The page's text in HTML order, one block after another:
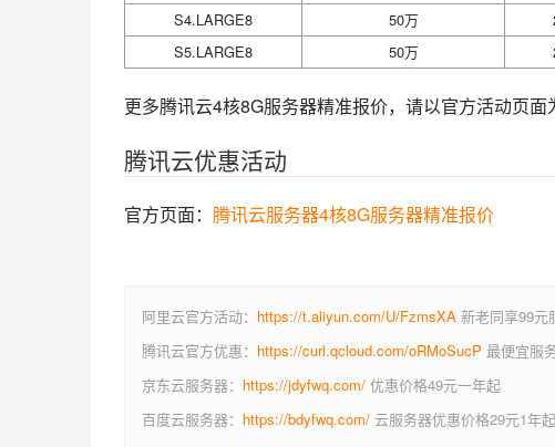
S4.LARGE8
50万
S5.LARGE8
50万
更多腾讯云4核8G服务器精准报价，请以官方活动页面
腾讯云优惠活动
官方页面： 腾讯云服务器4核8G服务器精准报价
阿里云官方活动： https://t.aliyun.com/U/FzmsXA 新老同享99元
腾讯云官方优惠： https://curl.qcloud.com/oRMoSucP 最便宜服
京东云服务器： https://jdyfwq.com/ 优惠价格49元一年起
百度云服务器： https://bdyfwq.com/ 云服务器优惠价格29元1年起